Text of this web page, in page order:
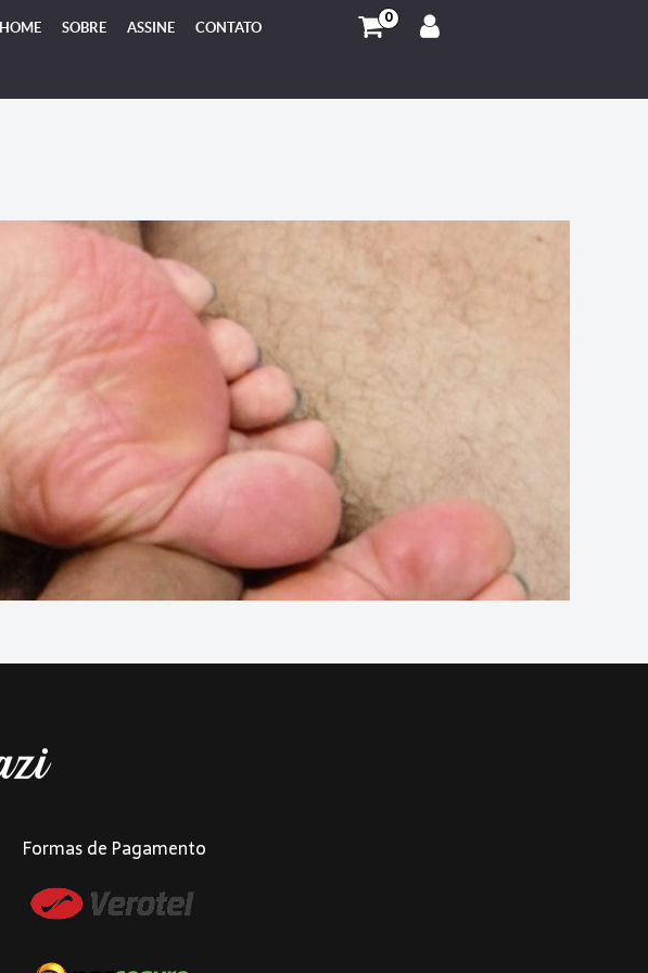
HOME SOBRE ASSINE CONTATO 0
Formas de Pagamento